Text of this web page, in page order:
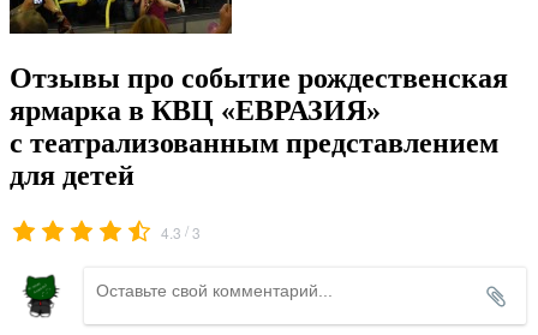
Отзывы про событие рождественская
ярмарка в КВЦ «ЕВРАЗИЯ»
с театрализованным представлением
для детей
4.3 /3